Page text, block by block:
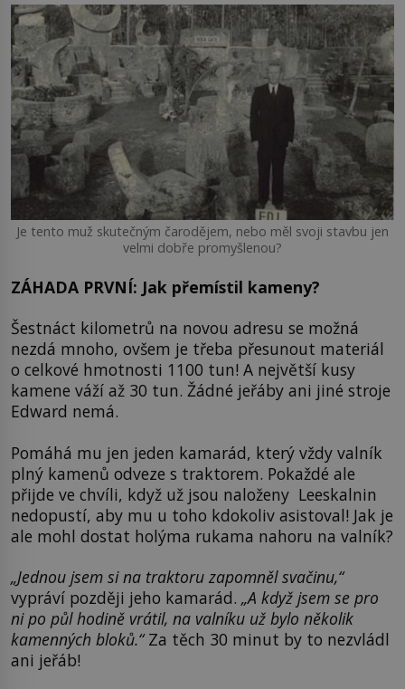
Je tento muž skutečným čarodějem, nebo měl svoji stavbu jen
velmi dobře promyšlenou?
ZÁHADA PRVNÍ: Jak přemístil kameny?
Šestnáct kilometrů na novou adresu se možná
nezdá mnoho, ovšem je třeba přesunout materiál
o celkové hmotnosti 1100 tun! A největší kusy
kamene váží až 30 tun. Žádné jeřáby ani jiné stroje
Edward nemá.
Pomáhá mu jen jeden kamarád, který vždy valník
plný kamenů odveze s traktorem. Pokaždé ale
přijde ve chvíli, když už jsou naloženy ­ Leeskalnin
nedopustí, aby mu u toho kdokoliv asistoval! Jak je
ale mohl dostat holýma rukama nahoru na valník?
„Jednou jsem si na traktoru zapomněl svačinu,“
vypráví později jeho kamarád. „A když jsem se pro
ni po půl hodině vrátil, na valníku už bylo několik
kamenných bloků.“Za těch 30 minut by to nezvládl
ani jeřáb!